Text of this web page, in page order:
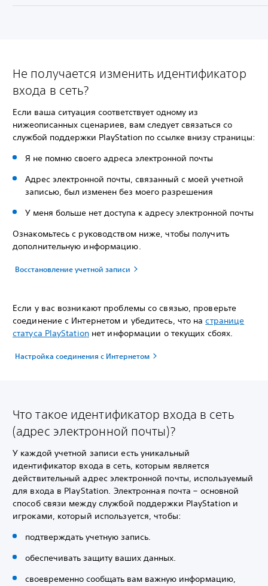
Не получается изменить идентификатор
входа в сеть?
Если ваша ситуация соответствует одному из
нижеописанных сценариев, вам следует связаться со
службой поддержки PlayStation по ссылке внизу страницы:
Я не помню своего адреса электронной почты
Адрес электронной почты, связанный с моей учетной
записью, был изменен без моего разрешения
У меня больше нет доступа к адресу электронной почты
Ознакомьтесь с руководством ниже, чтобы получить
дополнительную информацию.
Восстановление учетной записи
Если у вас возникают проблемы со связью, проверьте
соединение с Интернетом и убедитесь, что настранице
статуса PlayStationнет информации о текущих сбоях.
Настройка соединения с Интернетом
Что такое идентификатор входа в сеть
(адрес электронной почты)?
У каждой учетной записи есть уникальный
идентификатор входа в сеть, которым является
действительный адрес электронной почты, используемый
для входа в PlayStation. Электронная почта – основной
способ связи между службой поддержки PlayStation и
игроками, который используется, чтобы:
подтверждать учетную запись.
обеспечивать защиту ваших данных.
своевременно сообщать вам важную информацию,